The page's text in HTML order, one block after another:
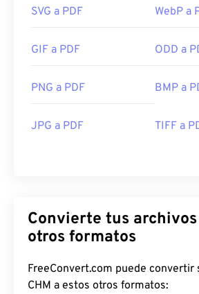
SVG a PDF WebP a
GIF a PDF ODD a
PNG a PDF BMP a
JPG a PDF TIFF a
Convierte tus archivos CHM a
otros formatos
FreeConvert.com puede convertir
CHM a estos otros formatos: